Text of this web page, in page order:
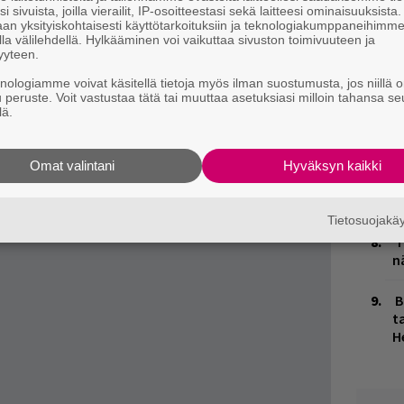
Helsingin Jäähallissa
studioalbuminsa
Heritagen
, mutta
materiaalia vielä livenä esitellyt. No,
Opethin standardeilla
vuosien varrella vieraillut Suomessa
päälavojen ohella loppuunmyydyillä
sivuista, joilla vierailit, IP-osoitteestasi sekä laitteesi
yksityiskohtaisesti käyttötarkoituksiin ja teknologiakumppaneihimme
välilehdellä. Hylkääminen voi vaikuttaa sivuston toimivuuteen ja
voivat käsitellä tietoja myös ilman suostumusta, jos niillä
peruste. Voit vastustaa tätä tai muuttaa asetuksiasi milloin tahansa
Hyväksyn kaikki
Omat valintani